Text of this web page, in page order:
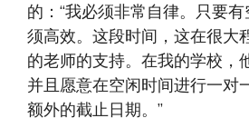
的：“我必须非常自律。只要
须高效。这段时间，这在很大
的老师的支持。在我的学校，
并且愿意在空闲时间进行一对
额外的截止日期。”